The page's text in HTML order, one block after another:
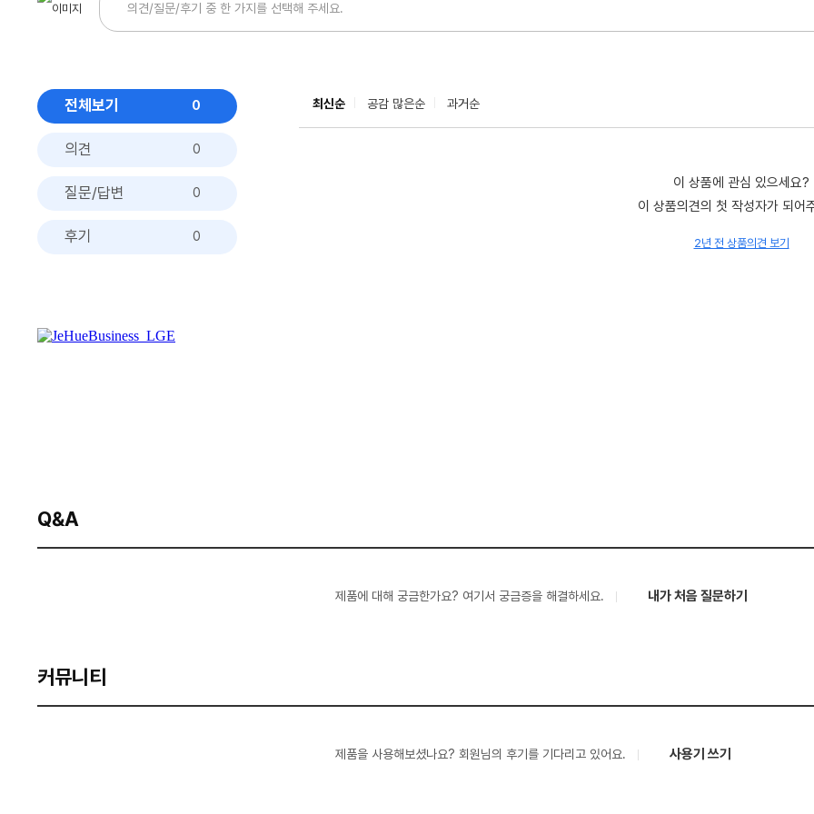
전체보기 0
의견 0
질문/답변 0
후기 0
최신순 공감 많은순 과거순
이 상품에 관심 있으세요?
이 상품의견의 첫 작성자가 되어
2년 전 상품의견 보기
Q&A
제품에 대해 궁금한가요? 여기서 궁금증을 해결하세요. 내가 처음 질문하기
커뮤니티
제품을 사용해보셨나요? 회원님의 후기를 기다리고 있어요. 사용기 쓰기